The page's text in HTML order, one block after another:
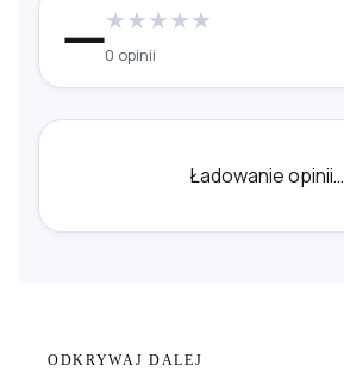
—★★★★★
0 opinii
Ładowanie opinii…
ODKRYWAJ DALEJ